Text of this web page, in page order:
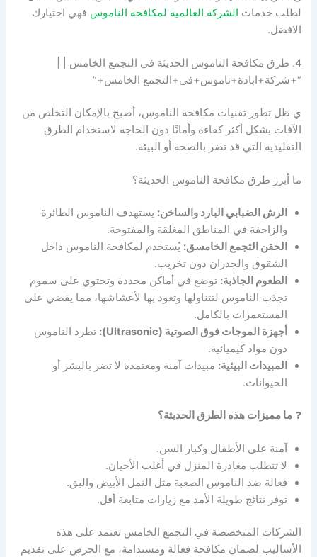
لطلب خدمات الشركة العالمية لمكافحة الناموس فهي اختيارك
الافضل.
4. طرق مكافحة الناموس الحديثة في التجمع الخامس | |
“+شركة+ابادة+ناموس+في+التجمع الخامس+”
ي ظل تطور تقنيات مكافحة الناموس، أصبح بالإمكان التخلص من
الآفات بشكل أكثر كفاءة وأمانًا دون الحاجة لاستخدام الطرق
التقليدية التي قد تضر بالصحة أو البيئة.
ما أبرز طرق مكافحة الناموس الحديثة؟
الرش الضبابي البارد والساخن: يستهدف الناموس الطائرة
والزاحفة في المناطق المغلقة والمفتوحة.
الحقن التجمع الخامسق: يُستخدم لمكافحة الناموس داخل
الشقوق والجدران دون تخريب.
الطعوم الجاذبة: توضع في أماكن محددة وتحتوي على سموم
تجذب الناموس لتتناولها وتعود بها لأعشاشها، مما يقضي على
المستعمرات بالكامل.
أجهزة الموجات فوق الصوتية (Ultrasonic):
تطرد الناموس
دون مواد كيميائية.
المبيدات البيئية: مبيدات آمنة ومعتمدة لا تضر بالبشر أو
الحيوانات.
❓ما مميزات هذه الطرق الحديثة؟
آمنة على الأطفال وكبار السن.
لا تتطلب مغادرة المنزل في أغلب الأحيان.
فعالة ضد الناموس الصعبة مثل النمل الأبيض والبق.
توفر نتائج طويلة الأمد مع زيارات متابعة أقل.
الشركات المتخصصة في التجمع الخامس تعتمد على هذه
الأساليب لضمان مكافحة فعالة ومستدامة، مع الحرص على تقديم